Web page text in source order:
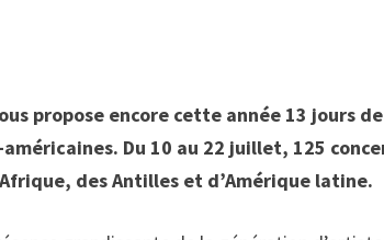
propose encore cette année 13 jours de
Du 10 au 22 juillet, 125
des Antilles et d’Amérique latine.